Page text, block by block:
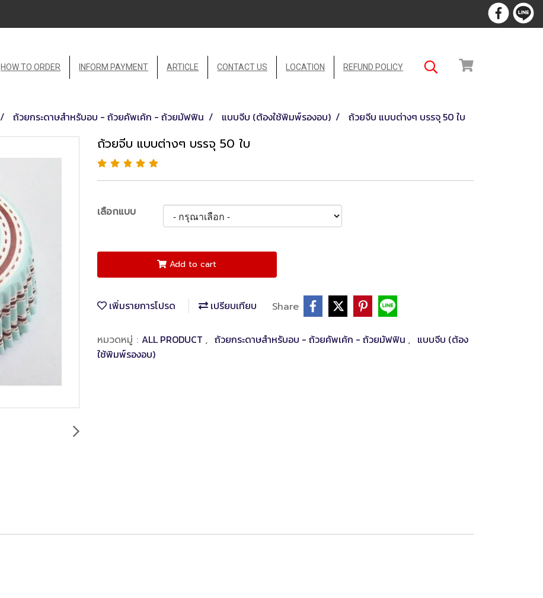
HOW TO ORDER INFORM PAYMENT ARTICLE CONTACT US LOCATION REFUND POLICY
ถ้วยกระดาษสำหรับอบ - ถ้วยคัพเค้ก - ถ้วยมัฟฟิน แบบจีบ (ต้องใช้พิมพ์รองอบ) ถ้วยจีบ แบบต่างๆ บรรจุ 50 ใบ
ถ้วยจีบ แบบต่างๆ บรรจุ 50 ใบ
เลือกแบบ
Add to cart
เพิ่มรายการโปรด เปรียบเทียบ Share
หมวดหมู่ : ALL PRODUCT , ถ้วยกระดาษสำหรับอบ - ถ้วยคัพเค้ก - ถ้วยมัฟฟิน , แบบจีบ (ต้อง
ใช้พิมพ์รองอบ)